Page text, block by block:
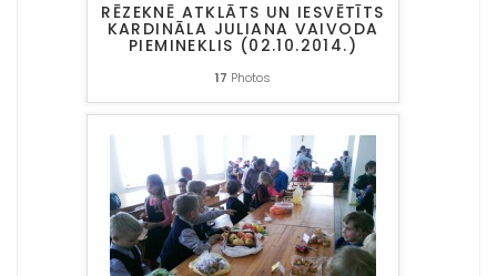
RĒZEKNĒ ATKLĀTS UN IESVĒTĪTS
KARDINĀLA JULIANA VAIVODA
PIEMINEKLIS (02.10.2014.)
17 Photos